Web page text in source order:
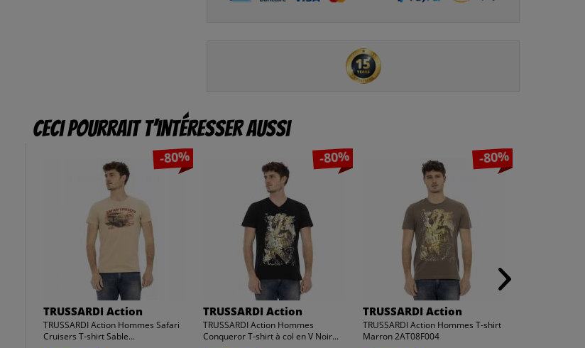
Ceci pourrait t’intéresser aussi
-80%
TRUSSARDI Action
TRUSSARDI Action Hommes Safari
Cruisers T-shirt Sable...
-80%
TRUSSARDI Action
TRUSSARDI Action Hommes
Conqueror T-shirt à col en V Noir...
-80%
TRUSSARDI Action
TRUSSARDI Action Hommes T-shirt
Marron 2AT08F004